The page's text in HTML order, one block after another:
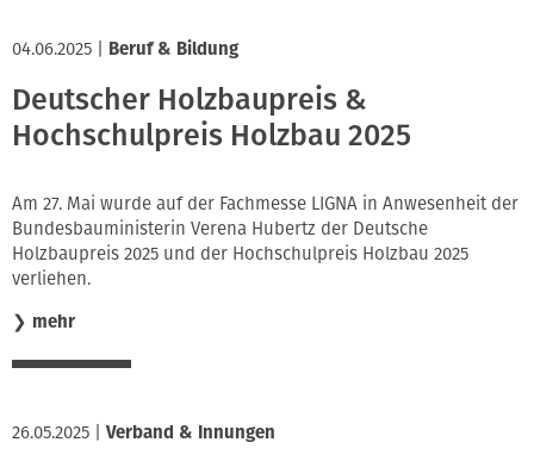
04.06.2025 Beruf & Bildung
Deutscher Holzbaupreis &
Hochschulpreis Holzbau 2025
Am 27. Mai wurde auf der Fachmesse LIGNA in Anwesenheit der
Bundesbauministerin Verena Hubertz der Deutsche
Holzbaupreis 2025 und der Hochschulpreis Holzbau 2025
verliehen.
❯ mehr
26.05.2025 Verband & Innungen